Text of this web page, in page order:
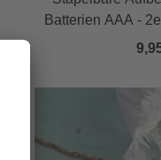
Batterien AAA -